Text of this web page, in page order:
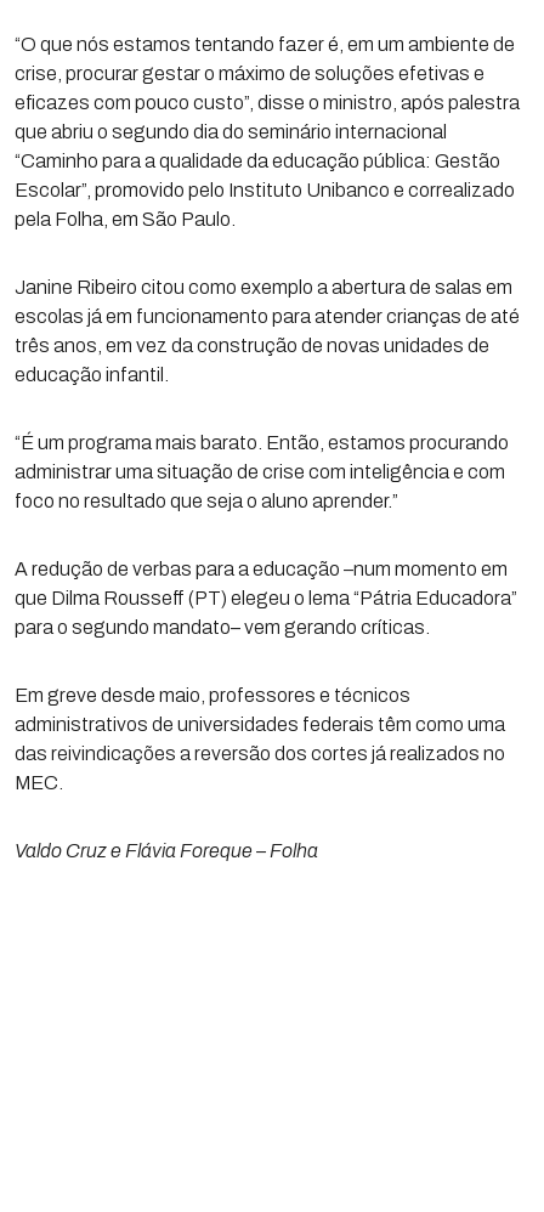
“O que nós estamos tentando fazer é, em um ambiente de
crise, procurar gestar o máximo de soluções efetivas e
eficazes com pouco custo”, disse o ministro, após palestra
que abriu o segundo dia do seminário internacional
“Caminho para a qualidade da educação pública: Gestão
Escolar”, promovido pelo Instituto Unibanco e correalizado
pela Folha, em São Paulo.
Janine Ribeiro citou como exemplo a abertura de salas em
escolas já em funcionamento para atender crianças de até
três anos, em vez da construção de novas unidades de
educação infantil.
“É um programa mais barato. Então, estamos procurando
administrar uma situação de crise com inteligência e com
foco no resultado que seja o aluno aprender.”
A redução de verbas para a educação –num momento em
que Dilma Rousseff (PT) elegeu o lema “Pátria Educadora”
para o segundo mandato– vem gerando críticas.
Em greve desde maio, professores e técnicos
administrativos de universidades federais têm como uma
das reivindicações a reversão dos cortes já realizados no
MEC.
Valdo Cruz e Flávia Foreque – Folha